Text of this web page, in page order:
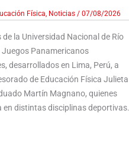
Física, Noticias/ 07/08/2026
la Universidad Nacional de Río
Panamericanos
desarrollados en Lima, Perú, a
de Educación Física Julieta
Martín Magnano, quienes
distintas disciplinas deportivas.